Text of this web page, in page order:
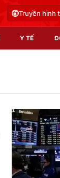
Truyền hình
Y TẾ
Video